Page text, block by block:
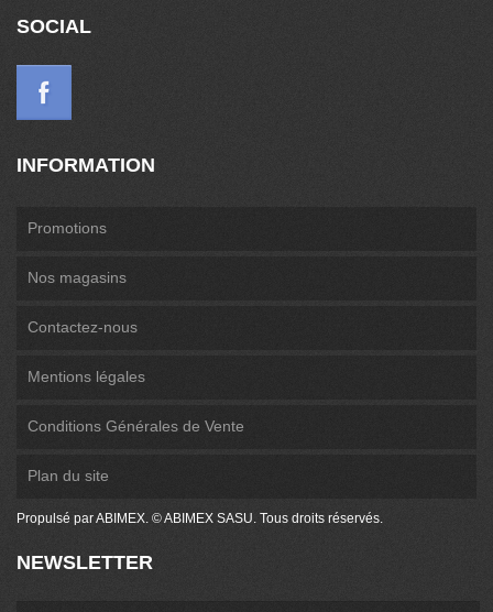
SOCIAL
INFORMATION
Promotions
Nos magasins
Contactez-nous
Mentions légales
Conditions Générales de Vente
Plan du site
Propulsé par ABIMEX. © ABIMEX SASU. Tous droits réservés.
NEWSLETTER